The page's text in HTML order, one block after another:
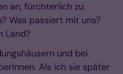
an, fürchterlich zu
Was passiert mit uns?
Land?
und bei
Als ich sie später